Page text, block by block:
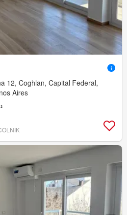
12, Coghlan, Capital Federal,
Aires